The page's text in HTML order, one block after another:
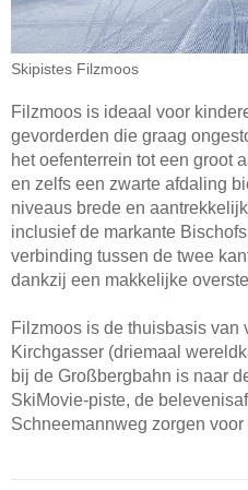
Skipistes Filzmoos
Filzmoos is ideaal voor
gevorderden die graag
het oefenterrein tot een groot
en zelfs een zwarte afdaling
niveaus brede en
inclusief de markante
verbinding tussen de twee
dankzij een makkelijke
Filzmoos is de thuisbasis van
Kirchgasser (driemaal
bij de Großbergbahn is naar
SkiMovie-piste, de
Schneemannweg zorgen voor